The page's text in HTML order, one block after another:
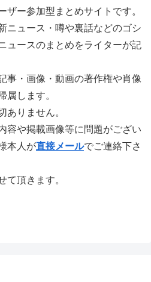
ザー参加型まとめサイトです。
ニュース・噂や裏話などのゴシ
ュースのまとめをライターが記
事・画像・動画の著作権や肖像
属します。
ありません。
容や掲載画像等に問題がござい
本人が直接メールでご連絡下さ
て頂きます。